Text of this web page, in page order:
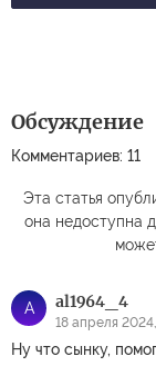
Обсуждение
Комментариев: 11
Эта статья
она недоступна
A al1964_4
18 апреля
Ну что сынку,